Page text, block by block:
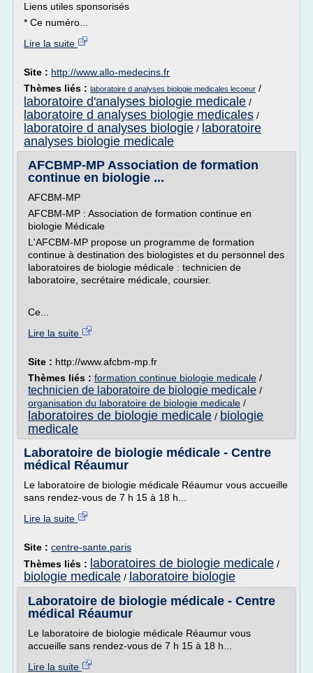
Liens utiles sponsorisés
* Ce numéro...
Lire la suite
Site : http://www.allo-medecins.fr
Thèmes liés : laboratoire d analyses biologie medicales lecoeur /
laboratoire d'analyses biologie medicale /
laboratoire d analyses biologie medicales /
laboratoire d analyses biologie / laboratoire
analyses biologie medicale
AFCBMP-MP Association de formation
continue en biologie ...
AFCBM-MP
AFCBM-MP : Association de formation continue en
biologie Médicale
L'AFCBM-MP propose un programme de formation
continue à destination des biologistes et du personnel des
laboratoires de biologie médicale : technicien de
laboratoire, secrétaire médicale, coursier.
Ce...
Lire la suite
Site : http://www.afcbm-mp.fr
Thèmes liés : formation continue biologie medicale /
technicien de laboratoire de biologie medicale /
organisation du laboratoire de biologie medicale /
laboratoires de biologie medicale / biologie
medicale
Laboratoire de biologie médicale - Centre
médical Réaumur
Le laboratoire de biologie médicale Réaumur vous accueille
sans rendez-vous de 7 h 15 à 18 h...
Lire la suite
Site : centre-sante.paris
Thèmes liés : laboratoires de biologie medicale /
biologie medicale / laboratoire biologie
Laboratoire de biologie médicale - Centre
médical Réaumur
Le laboratoire de biologie médicale Réaumur vous
accueille sans rendez-vous de 7 h 15 à 18 h...
Lire la suite